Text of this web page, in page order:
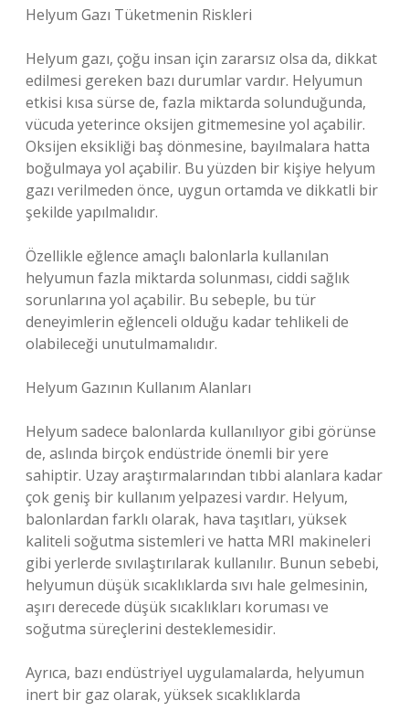
Helyum Gazı Tüketmenin Riskleri
Helyum gazı, çoğu insan için zararsız olsa da, dikkat
edilmesi gereken bazı durumlar vardır. Helyumun
etkisi kısa sürse de, fazla miktarda solunduğunda,
vücuda yeterince oksijen gitmemesine yol açabilir.
Oksijen eksikliği baş dönmesine, bayılmalara hatta
boğulmaya yol açabilir. Bu yüzden bir kişiye helyum
gazı verilmeden önce, uygun ortamda ve dikkatli bir
şekilde yapılmalıdır.
Özellikle eğlence amaçlı balonlarla kullanılan
helyumun fazla miktarda solunması, ciddi sağlık
sorunlarına yol açabilir. Bu sebeple, bu tür
deneyimlerin eğlenceli olduğu kadar tehlikeli de
olabileceği unutulmamalıdır.
Helyum Gazının Kullanım Alanları
Helyum sadece balonlarda kullanılıyor gibi görünse
de, aslında birçok endüstride önemli bir yere
sahiptir. Uzay araştırmalarından tıbbi alanlara kadar
çok geniş bir kullanım yelpazesi vardır. Helyum,
balonlardan farklı olarak, hava taşıtları, yüksek
kaliteli soğutma sistemleri ve hatta MRI makineleri
gibi yerlerde sıvılaştırılarak kullanılır. Bunun sebebi,
helyumun düşük sıcaklıklarda sıvı hale gelmesinin,
aşırı derecede düşük sıcaklıkları koruması ve
soğutma süreçlerini desteklemesidir.
Ayrıca, bazı endüstriyel uygulamalarda, helyumun
inert bir gaz olarak, yüksek sıcaklıklarda